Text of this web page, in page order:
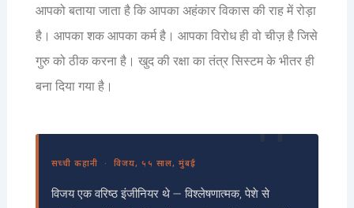
आपको बताया जाता है कि आपका अहंकार विकास की राह में रोड़ा
है। आपका शक आपका कर्म है। आपका विरोध ही वो चीज़ है जिसे
गुरु को ठीक करना है। खुद की रक्षा का तंत्र सिस्टम के भीतर ही
बना दिया गया है।
सच्ची कहानी · विजय, ५५ साल, मुंबई
विजय एक वरिष्ठ इंजीनियर थे — विश्लेषणात्मक, पेशे से